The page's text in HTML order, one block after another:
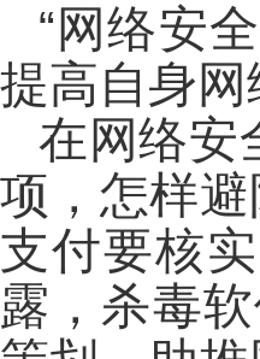
“网络安
提高自身
在网络安
项，怎样
支付要核
露，杀毒